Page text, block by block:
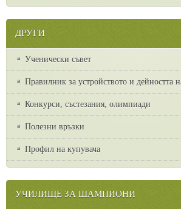
ДРУГИ
Ученически съвет
Правилник за устройството и дейността
Конкурси, състезания, олимпиади
Полезни връзки
Профил на купувача
УЧИЛИЩЕ ЗА ШАМПИОНИ